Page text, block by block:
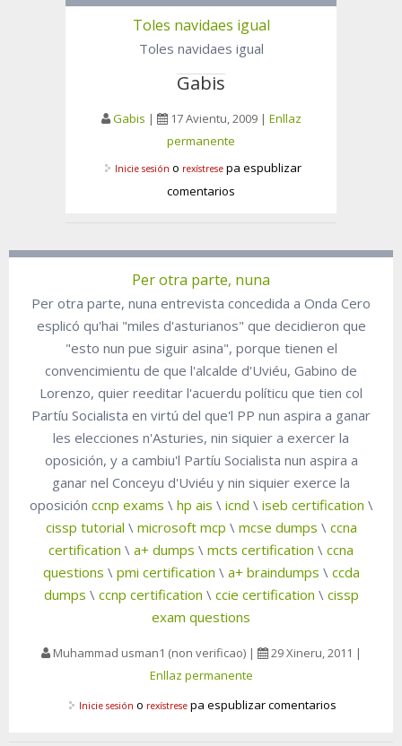
Toles navidaes igual
Toles navidaes igual
Gabis
Gabis | 17 Avientu, 2009| Enllaz
permanente
Inicie sesión o rexístresepa espublizar
comentarios
Per otra parte, nuna
Per otra parte, nuna entrevista concedida a Onda Cero
esplicó qu'hai "miles d'asturianos" que decidieron que
"esto nun pue siguir asina", porque tienen el
convencimientu de que l'alcalde d'Uviéu, Gabino de
Lorenzo, quier reeditar l'acuerdu políticu que tien col
Partíu Socialista en virtú del que'l PP nun aspira a ganar
les elecciones n'Asturies, nin siquier a exercer la
oposición, y a cambiu'l Partíu Socialista nun aspira a
ganar nel Conceyu d'Uviéu y nin siquier exerce la
oposición ccnp exams \ hp ais \ icnd \ iseb certification \
cissp tutorial \ microsoft mcp \ mcse dumps \ ccna
certification \ a+ dumps \ mcts certification \ ccna
questions \ pmi certification \ a+ braindumps \ ccda
dumps \ ccnp certification \ ccie certification \ cissp
exam questions
Muhammad usman1 (non verificao)| 29 Xineru, 2011 |
Enllaz permanente
Inicie sesión o rexístrese pa espublizar comentarios